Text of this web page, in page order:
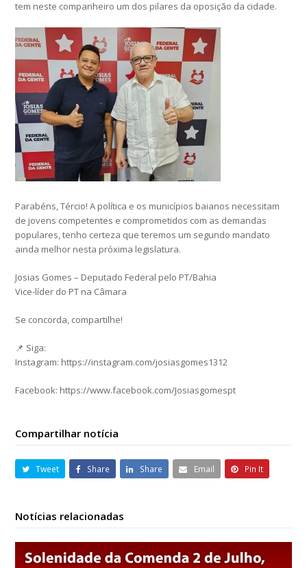
tem neste companheiro um dos pilares da oposição da cidade.
Parabéns, Tércio! A política e os municípios baianos necessitam
de jovens competentes e comprometidos com as demandas
populares, tenho certeza que teremos um segundo mandato
ainda melhor nesta próxima legislatura.
Josias Gomes – Deputado Federal pelo PT/Bahia
Vice-líder do PT na Câmara
Se concorda, compartilhe!
📌 Siga:
Instagram: https://instagram.com/josiasgomes1312
Facebook: https://www.facebook.com/Josiasgomespt
Compartilhar notícia
Tweet Share Share Email Pin It
Notícias relacionadas